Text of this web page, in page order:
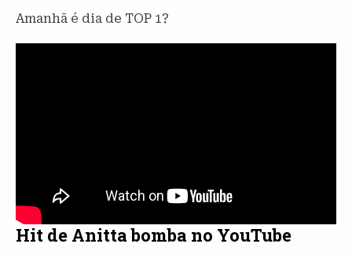
Amanhã é dia de TOP 1?
Hit de Anitta bomba no YouTube